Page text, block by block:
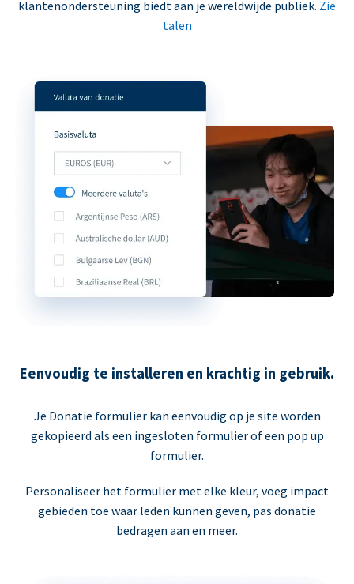
klantenondersteuning biedt aan je wereldwijde publiek. Zie
talen
Eenvoudig te installeren en krachtig in gebruik.
Je Donatie formulier kan eenvoudig op je site worden
gekopieerd als een ingesloten formulier of een pop up
formulier.
Personaliseer het formulier met elke kleur, voeg impact
gebieden toe waar leden kunnen geven, pas donatie
bedragen aan en meer.